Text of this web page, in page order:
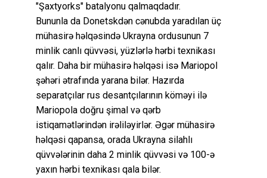
"Şaxtyorks" batalyonu qalmaqdadır.
Bununla da Donetskdən cənubda yaradılan üç
mühasirə həlqəsində Ukrayna ordusunun 7
minlik canlı qüvvəsi, yüzlərlə hərbi texnikası
qalır. Daha bir mühasirə həlqəsi isə Mariopol
şəhəri ətrafında yarana bilər. Hazırda
separatçılar rus desantçılarının köməyi ilə
Mariopola doğru şimal və qərb
istiqamətlərindən irəliləyirlər. Əgər mühasirə
həlqəsi qapansa, orada Ukrayna silahlı
qüvvələrinin daha 2 minlik qüvvəsi və 100-ə
yaxın hərbi texnikası qala bilər.